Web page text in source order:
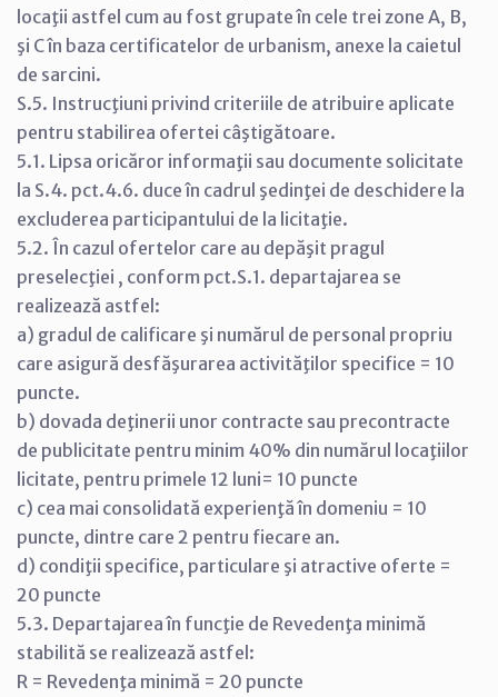
locaţii astfel cum au fost grupate în cele trei zone A, B,
şi C în baza certificatelor de urbanism, anexe la caietul
de sarcini.
S.5. Instrucţiuni privind criteriile de atribuire aplicate
pentru stabilirea ofertei câştigătoare.
5.1. Lipsa oricăror informaţii sau documente solicitate
la S.4. pct.4.6. duce în cadrul şedinţei de deschidere la
excluderea participantului de la licitaţie.
5.2. În cazul ofertelor care au depăşit pragul
preselecţiei , conform pct.S.1. departajarea se
realizează astfel:
a) gradul de calificare şi numărul de personal propriu
care asigură desfăşurarea activităţilor specifice = 10
puncte.
b) dovada deţinerii unor contracte sau precontracte
de publicitate pentru minim 40% din numărul locaţiilor
licitate, pentru primele 12 luni= 10 puncte
c) cea mai consolidată experienţă în domeniu = 10
puncte, dintre care 2 pentru fiecare an.
d) condiţii specifice, particulare şi atractive oferte =
20 puncte
5.3. Departajarea în funcţie de Revedenţa minimă
stabilită se realizează astfel:
R = Revedenţa minimă = 20 puncte